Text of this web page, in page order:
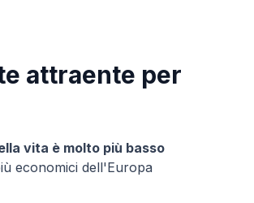
attraente per
vita è molto più basso
economici dell'Europa